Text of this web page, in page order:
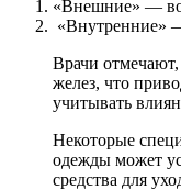
«Внешние» —
«Внутренние»
Врачи
желез, что
учитывать
Некоторые
одежды может
средства для